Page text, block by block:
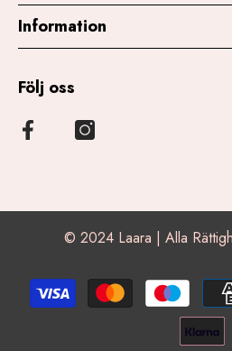
Information
Följ oss
© 2024 Laara | Alla